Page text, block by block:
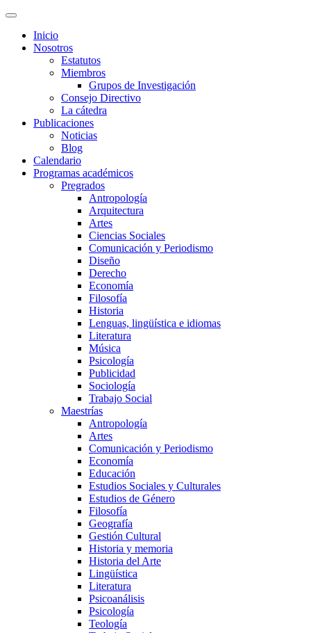
Inicio
Nosotros
Estatutos
Miembros
Grupos de Investigación
Consejo Directivo
La cátedra
Publicaciones
Noticias
Blog
Calendario
Programas académicos
Pregrados
Antropología
Arquitectura
Artes
Ciencias Sociales
Comunicación y Periodismo
Diseño
Derecho
Economía
Filosofía
Historia
Lenguas, lingüística e idiomas
Literatura
Música
Psicología
Publicidad
Sociología
Trabajo Social
Maestrías
Antropología
Artes
Comunicación y Periodismo
Economía
Educación
Estudios Sociales y Culturales
Estudios de Género
Filosofía
Geografía
Gestión Cultural
Historia y memoria
Historia del Arte
Lingüística
Literatura
Psicoanálisis
Psicología
Teología